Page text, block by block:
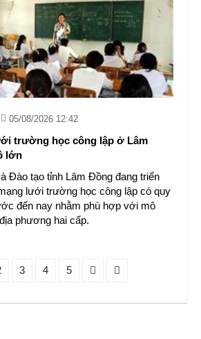
05/08/2026 12:42
trường học công lập ở Lâm
lớn
Đào tạo tỉnh Lâm Đồng đang triển
lưới trường học công lập có quy
đến nay nhằm phù hợp với mô
phương hai cấp.
3 4 5